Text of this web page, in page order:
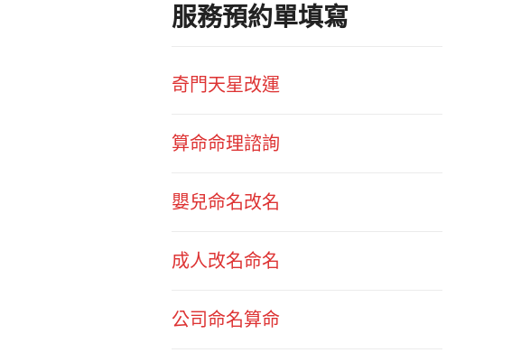
服務預約單填寫
奇門天星改運
算命命理諮詢
嬰兒命名改名
成人改名命名
公司命名算命